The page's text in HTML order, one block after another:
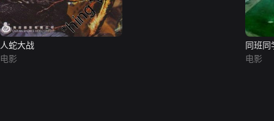
人蛇大战
电影
同班同
电影